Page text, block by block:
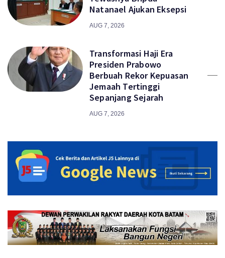
Natanael Ajukan Eksepsi
AUG 7, 2026
Transformasi Haji Era
Presiden Prabowo
Berbuah Rekor Kepuasan
Jemaah Tertinggi
Sepanjang Sejarah
AUG 7, 2026